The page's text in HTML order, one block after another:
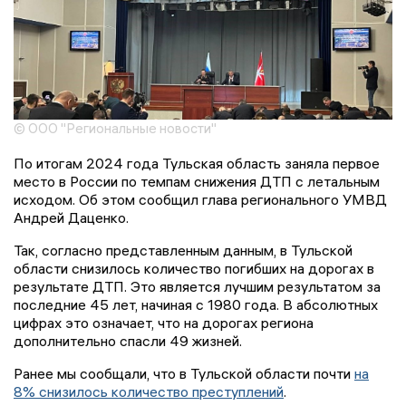
© ООО "Региональные новости"
По итогам 2024 года Тульская область заняла первое
место в России по темпам снижения ДТП с летальным
исходом. Об этом сообщил глава регионального УМВД
Андрей Даценко.
Так, согласно представленным данным, в Тульской
области снизилось количество погибших на дорогах в
результате ДТП. Это является лучшим результатом за
последние 45 лет, начиная с 1980 года. В абсолютных
цифрах это означает, что на дорогах региона
дополнительно спасли 49 жизней.
Ранее мы сообщали, что в Тульской области почти на
8% снизилось количество преступлений.